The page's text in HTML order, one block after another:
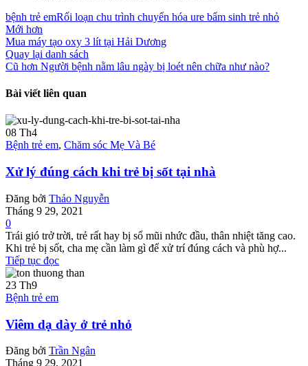
bệnh trẻ emRối loạn chu trình chuyển hóa ure bẩm sinh trẻ nhỏ
Mới hơn
Mua máy tạo oxy 3 lít tại Hải Dương
Quay lại danh sách
Cũ hơn Người bệnh nằm lâu ngày bị loét nên chữa như nào?
Bài viết liên quan
08 Th4
Bệnh trẻ em, Chăm sóc Mẹ Và Bé
Xử lý đúng cách khi trẻ bị sốt tại nhà
Đăng bởi Thảo Nguyễn
Tháng 9 29, 2021
0
Trái gió trở trời, trẻ rất hay bị sổ mũi nhức đầu, thân nhiệt tăng cao.
Khi trẻ bị sốt, cha mẹ cần làm gì để xử trí đúng cách và phù hợ...
Tiếp tục đọc
23 Th9
Bệnh trẻ em
Viêm dạ dày ở trẻ nhỏ
Đăng bởi Trần Ngân
Tháng 9 29, 2021